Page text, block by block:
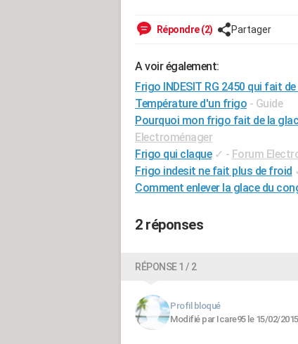
Répondre (2) Partager
A voir également:
Frigo INDESIT RG 2450 qui fait
Température d'un frigo - Guide
Pourquoi mon frigo fait de la
Electroménager
Frigo qui claque ✓ - Forum
Frigo indesit ne fait plus de froid
Comment enlever la glace du
2 réponses
RÉPONSE 1 / 2
Profil bloqué
Modifié par Icare95 le 15/02/